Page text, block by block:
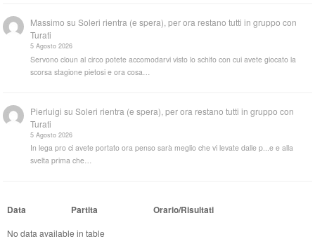
Massimo suSoleri rientra (e spera), per ora restano tutti in gruppo con
Turati
5 Agosto 2026
Servono cloun al circo potete accomodarvi visto lo schifo con cui avete giocato la
scorsa stagione pietosi e ora cosa…
Pierluigi suSoleri rientra (e spera), per ora restano tutti in gruppo con
Turati
5 Agosto 2026
In lega pro ci avete portato ora penso sarà meglio che vi levate dalle p...e e alla
svelta prima che…
Data Partita Orario/Risultati
No data available in table